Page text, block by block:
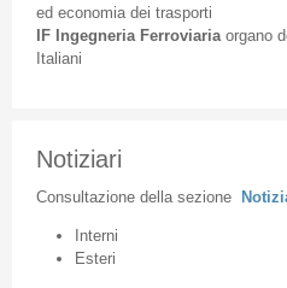
ed economia dei trasporti
IF Ingegneria Ferroviaria organo
Italiani
Notiziari
Consultazione della sezione
Interni
Esteri